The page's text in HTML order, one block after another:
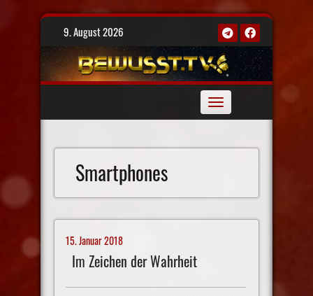
Skip
9. August 2026
Toggle
navigation
Smartphones
15. Januar 2018
Im Zeichen der Wahrheit